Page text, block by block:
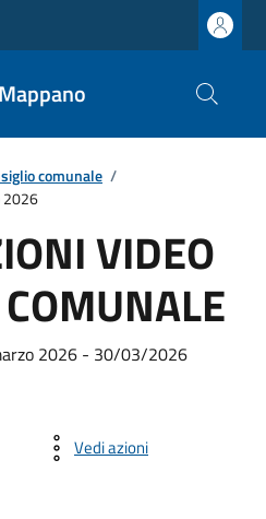
comunale /
2026
VIDEO
2026 - 30/03/2026
Vedi azioni